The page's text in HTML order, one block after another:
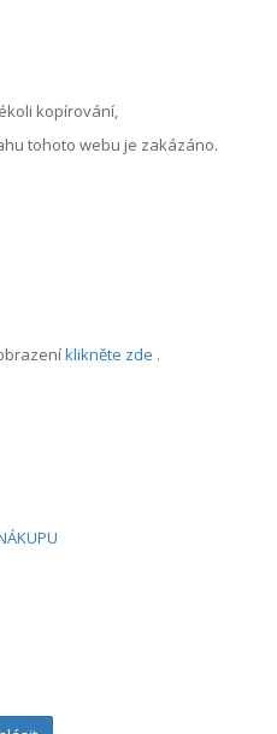
kopírování,
tohoto webu je zakázáno.
klikněte zde .